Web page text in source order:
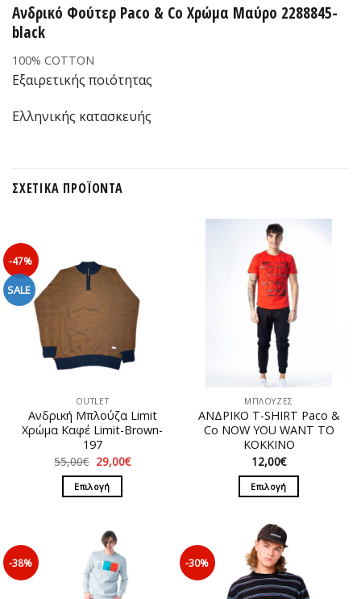
Ανδρικό Φούτερ Paco & Co Χρώμα Μαύρο 2288845-
black
100% COTTON
Εξαιρετικής ποιότητας
Ελληνικής κατασκευής
ΣΧΕΤΙΚΆ ΠΡΟΪΌΝΤΑ
-47%
SALE
OUTLET
Ανδρική Μπλούζα Limit
Χρώμα Καφέ Limit-Brown-
197
55,00€ Original
price
was:
55,00€.
29,00€Η
τρέχουσα
Επιλογή
προϊόν
έχει
πολλαπλές
παραλλαγές.
ΜΠΛΟΥΖΕΣ
ΑΝΔΡΙΚΟ T-SHIRT Paco &
Co NOW YOU WANT TO
ΚΟΚΚΙΝΟ
12,00€
Επιλογή
το
προϊόν
έχει
πολλαπλές
παραλλαγές.
-38% -30%